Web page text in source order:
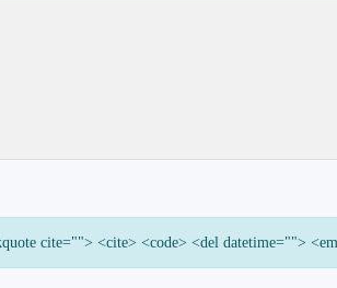
cite=""> <cite> <code> <del datetime="">